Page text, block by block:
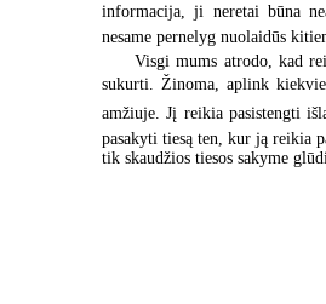
informacija, ji neretai būna
nesame pernelyg nuolaidūs
Visgi mums atrodo, kad
sukurti. Žinoma, aplink
amžiuje. Jį reikia pasistengti
pasakyti tiesą ten, kur ją reikia
tik skaudžios tiesos sakyme